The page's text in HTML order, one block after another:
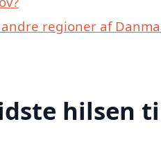
regioner af
hilsen